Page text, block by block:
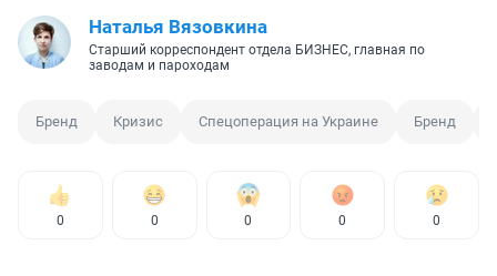
Наталья Вязовкина
Старший корреспондент отдела БИЗНЕС, главная по
заводам и пароходам
Бренд Кризис Спецоперация на Украине Бренд
0 0 0 0 0